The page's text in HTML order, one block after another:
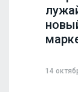
14